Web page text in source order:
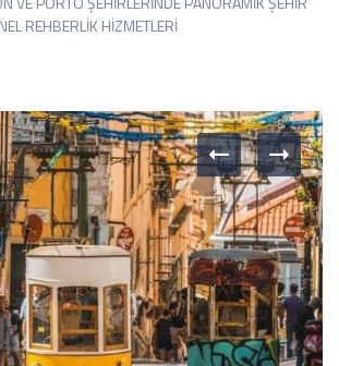
REHBERLİK HİZMETLERİ